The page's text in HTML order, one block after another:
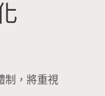
制，將重視